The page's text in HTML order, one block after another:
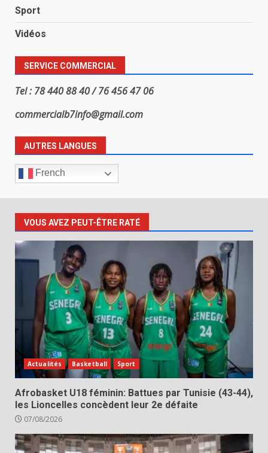
Sport
Vidéos
SERVICE COMMERCIAL
Tel : 78 440 88 40 / 76 456 47 06
commercialb7info@gmail.com
AUTRES LANGUES
French
VOUS AVEZ PEUT-ÊTRE RATÉ
Actualités Basketball Sport
Afrobasket U18 féminin: Battues par Tunisie (43-44),
les Lioncelles concèdent leur 2e défaite
07/08/2026